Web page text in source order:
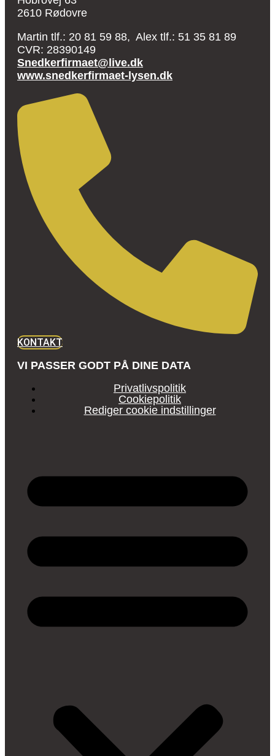
2610 Rødovre
Martin tlf.: 20 81 59 88, Alex tlf.: 51 35 81 89
CVR: 28390149
Snedkerfirmaet@live.dk
www.snedkerfirmaet-lysen.dk
KONTAKT
VI PASSER GODT PÅ DINE DATA
Privatlivspolitik
Cookiepolitik
Rediger cookie indstillinger